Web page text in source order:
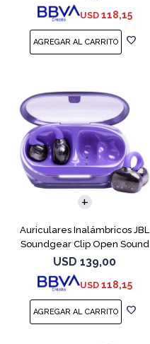
USD 118,15
Auriculares Inalámbricos JBL
Soundgear Clip Open Sound
Purpl
USD 139,00
USD 118,15